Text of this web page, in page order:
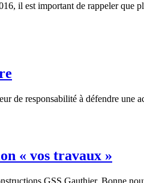
il est important de rappeler que
de responsabilité à défendre
« vos travaux »
GSS Gauthier. Bonne